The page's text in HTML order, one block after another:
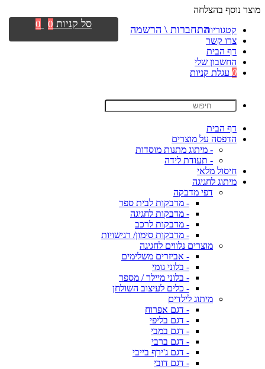
מוצר נוסף בהצלחה
קטגוריות
צרו קשר
דף הבית
החשבון שלי
0 עגלת קניות
דף הבית
הדפסה על מוצרים
- מיתוג מתנות מוסדות
- תעודת לידה
חיסול מלאי
מיתוג לחגיגה
דפי מדבקה
- מדבקות לבית ספר
- מדבקות לחגיגה
- מדבקות לרכב
- מדבקות סימון/ רגישויות
מוצרים נלווים לחגיגה
- אביזרים משלימים
- בלוני גומי
- בלוני מיילר / מספר
- כלים לעיצוב השולחן
מיתוג לילדים
- דגם אפרוח
- דגם בליפי
- דגם במבי
- דגם ברבי
- דגם ג'ירף בייבי
- דגם דובי
התחברות \ הרשמה סל קניות 0
0